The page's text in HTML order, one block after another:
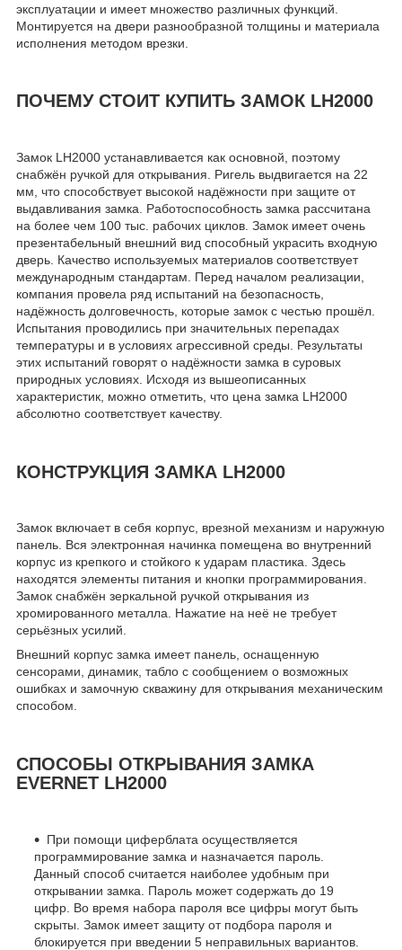
эксплуатации и имеет множество различных функций.
Монтируется на двери разнообразной толщины и материала
исполнения методом врезки.
ПОЧЕМУ СТОИТ КУПИТЬ ЗАМОК LH2000
Замок LH2000 устанавливается как основной, поэтому
снабжён ручкой для открывания. Ригель выдвигается на 22
мм, что способствует высокой надёжности при защите от
выдавливания замка. Работоспособность замка рассчитана
на более чем 100 тыс. рабочих циклов. Замок имеет очень
презентабельный внешний вид способный украсить входную
дверь. Качество используемых материалов соответствует
международным стандартам. Перед началом реализации,
компания провела ряд испытаний на безопасность,
надёжность долговечность, которые замок с честью прошёл.
Испытания проводились при значительных перепадах
температуры и в условиях агрессивной среды. Результаты
этих испытаний говорят о надёжности замка в суровых
природных условиях. Исходя из вышеописанных
характеристик, можно отметить, что цена замка LH2000
абсолютно соответствует качеству.
КОНСТРУКЦИЯ ЗАМКА LH2000
Замок включает в себя корпус, врезной механизм и наружную
панель. Вся электронная начинка помещена во внутренний
корпус из крепкого и стойкого к ударам пластика. Здесь
находятся элементы питания и кнопки программирования.
Замок снабжён зеркальной ручкой открывания из
хромированного металла. Нажатие на неё не требует
серьёзных усилий.
Внешний корпус замка имеет панель, оснащенную
сенсорами, динамик, табло с сообщением о возможных
ошибках и замочную скважину для открывания механическим
способом.
СПОСОБЫ ОТКРЫВАНИЯ ЗАМКА
EVERNET LH2000
При помощи циферблата осуществляется
программирование замка и назначается пароль.
Данный способ считается наиболее удобным при
открывании замка. Пароль может содержать до 19
цифр. Во время набора пароля все цифры могут быть
скрыты. Замок имеет защиту от подбора пароля и
блокируется при введении 5 неправильных вариантов.